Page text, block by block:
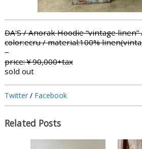
DA'S / Anorak Hoodie “vintage linen”
color:ecru / material:100%
price:￥90,000+tax
sold out
Twitter/ Facebook
Related Posts